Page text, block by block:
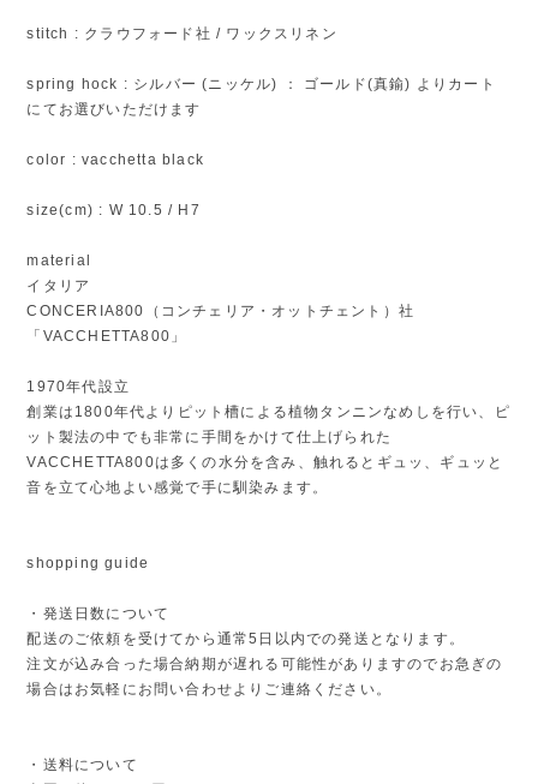
stitch : クラウフォード社 / ワックスリネン
spring hock : シルバー (ニッケル) ： ゴールド(真鍮) よりカート
にてお選びいただけます
color : vacchetta black
size(cm) : W 10.5 / H7
material
イタリア
CONCERIA800（コンチェリア・オットチェント）社
「VACCHETTA800」
1970年代設立
創業は1800年代よりピット槽による植物タンニンなめしを行い、ピ
ット製法の中でも非常に手間をかけて仕上げられた
VACCHETTA800は多くの水分を含み、触れるとギュッ、ギュッと
音を立て心地よい感覚で手に馴染みます。
shopping guide
・発送日数について
配送のご依頼を受けてから通常5日以内での発送となります。
注文が込み合った場合納期が遅れる可能性がありますのでお急ぎの
場合はお気軽にお問い合わせよりご連絡ください。
・送料について